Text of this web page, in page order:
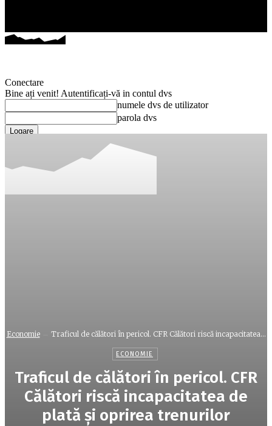
Conectare
Bine ați venit! Autentificați-vă in contul dvs
numele dvs de utilizator
parola dvs
Ați uitat parola? obține ajutor
Recuperați-vă parola
Economie Traficul de călători în pericol. CFR Călători riscă incapacitatea...
ECONOMIE
Traficul de călători în pericol. CFR
Călători riscă incapacitatea de
plată și oprirea trenurilor